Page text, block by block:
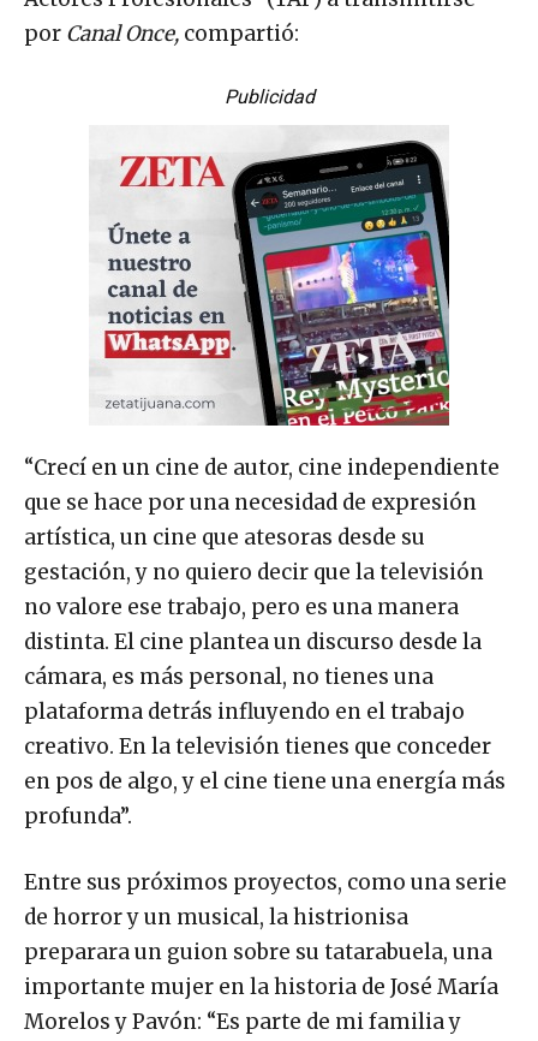
por Canal Once, compartió:
Publicidad
“Crecí en un cine de autor, cine independiente
que se hace por una necesidad de expresión
artística, un cine que atesoras desde su
gestación, y no quiero decir que la televisión
no valore ese trabajo, pero es una manera
distinta. El cine plantea un discurso desde la
cámara, es más personal, no tienes una
plataforma detrás influyendo en el trabajo
creativo. En la televisión tienes que conceder
en pos de algo, y el cine tiene una energía más
profunda”.
Entre sus próximos proyectos, como una serie
de horror y un musical, la histrionisa
preparara un guion sobre su tatarabuela, una
importante mujer en la historia de José María
Morelos y Pavón: “Es parte de mi familia y